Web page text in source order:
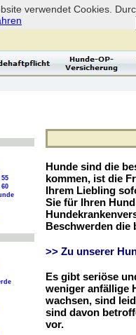
verwendet Cookies.
Hunde sind die
kommen, ist die
Ihrem Liebling
Sie für Ihren
Beschwerden die
>> Zu unserer
Es gibt seriöse
weniger anfällige
wachsen, sind
sind davon
vor.